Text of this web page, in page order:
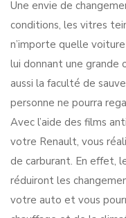
Une envie de
conditions, les vitres
n’importe quelle
lui donnant une grande
aussi la faculté de
personne ne pourra
Avec l’aide des films
votre Renault, vous
de carburant. En effet,
réduiront les
votre auto et vous